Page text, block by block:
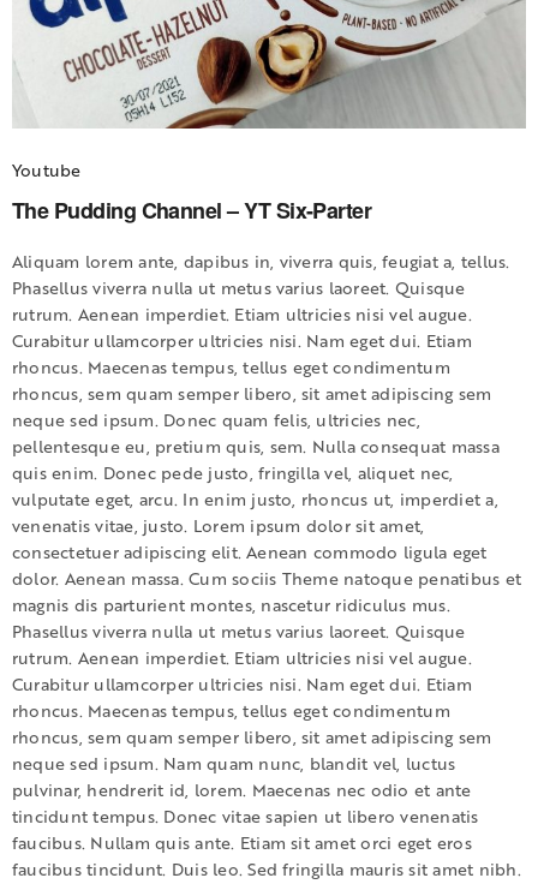
Youtube
The Pudding Channel – YT Six-Parter
Aliquam lorem ante, dapibus in, viverra quis, feugiat a, tellus.
Phasellus viverra nulla ut metus varius laoreet. Quisque
rutrum. Aenean imperdiet. Etiam ultricies nisi vel augue.
Curabitur ullamcorper ultricies nisi. Nam eget dui. Etiam
rhoncus. Maecenas tempus, tellus eget condimentum
rhoncus, sem quam semper libero, sit amet adipiscing sem
neque sed ipsum. Donec quam felis, ultricies nec,
pellentesque eu, pretium quis, sem. Nulla consequat massa
quis enim. Donec pede justo, fringilla vel, aliquet nec,
vulputate eget, arcu. In enim justo, rhoncus ut, imperdiet a,
venenatis vitae, justo. Lorem ipsum dolor sit amet,
consectetuer adipiscing elit. Aenean commodo ligula eget
dolor. Aenean massa. Cum sociis Theme natoque penatibus et
magnis dis parturient montes, nascetur ridiculus mus.
Phasellus viverra nulla ut metus varius laoreet. Quisque
rutrum. Aenean imperdiet. Etiam ultricies nisi vel augue.
Curabitur ullamcorper ultricies nisi. Nam eget dui. Etiam
rhoncus. Maecenas tempus, tellus eget condimentum
rhoncus, sem quam semper libero, sit amet adipiscing sem
neque sed ipsum. Nam quam nunc, blandit vel, luctus
pulvinar, hendrerit id, lorem. Maecenas nec odio et ante
tincidunt tempus. Donec vitae sapien ut libero venenatis
faucibus. Nullam quis ante. Etiam sit amet orci eget eros
faucibus tincidunt. Duis leo. Sed fringilla mauris sit amet nibh.